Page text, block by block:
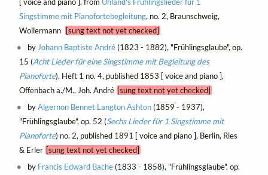
Singstimme mit Pianofortebegleitung, no. 2, Braunschweig,
Wollermann
[sung text not yet checked]
by Johann Baptiste André(1823 - 1882), "Frühlingsglaube", op.
15 (Acht Lieder für eine Singstimme mit Begleitung des
Pianoforte), Heft 1 no. 4, published 1853 [ voice and piano ],
Offenbach a./M., Joh. André [sung text not yet checked]
byAlgernon Bennet Langton Ashton(1859 - 1937),
"Frühlingsglaube", op. 52 (Sechs Lieder für 1 Singstimme mit
Pianoforte) no. 2, published 1891 [ voice and piano ], Berlin, Ries
& Erler [sung text not yet checked]
by Francis Edward Bache(1833 - 1858), "Frühlingsglaube", op.